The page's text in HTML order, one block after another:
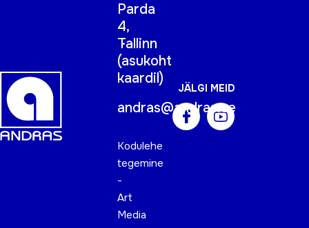
Parda
4,
Tallinn
(asukoht
kaardil)
andras@andras.ee
Kodulehe
tegemine
-
Art
Media
JÄLGI MEID